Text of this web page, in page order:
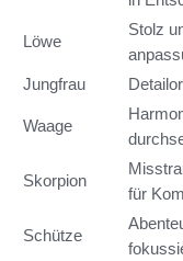
Löwe
Stolz
Jungfrau
Waage
Skorpion
für
Schütze